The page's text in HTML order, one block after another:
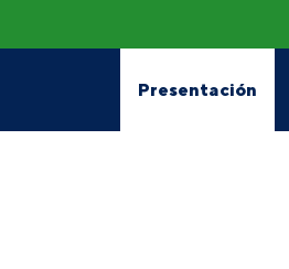
Presentación